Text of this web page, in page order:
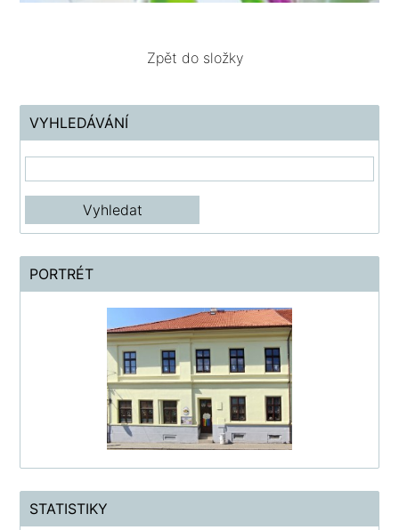
Zpět do složky
VYHLEDÁVÁNÍ
PORTRÉT
STATISTIKY